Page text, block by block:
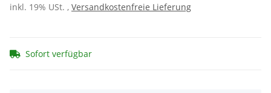
inkl. 19% USt. , Versandkostenfreie Lieferung
Sofort verfügbar